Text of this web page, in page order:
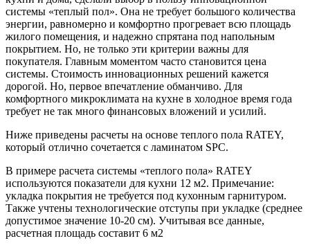
системы «теплый пол». Она не требует большого количества
энергии, равномерно и комфортно прогревает всю площадь
жилого помещения, и надежно спрятана под напольным
покрытием. Но, не только эти критерии важны для
покупателя. Главным моментом часто становится цена
системы. Стоимость инновационных решений кажется
дорогой. Но, первое впечатление обманчиво. Для
комфортного микроклимата на кухне в холодное время года
требует не так много финансовых вложений и усилий.
Ниже приведены расчеты на основе теплого пола RATEY,
который отлично сочетается с ламинатом SPC.
В примере расчета системы «теплого пола» RATEY
используются показатели для кухни 12 м2. Примечание:
укладка покрытия не требуется под кухонным гарнитуром.
Также учтены технологические отступы при укладке (среднее
допустимое значение 10-20 см). Учитывая все данные,
расчетная площадь составит 6 м2